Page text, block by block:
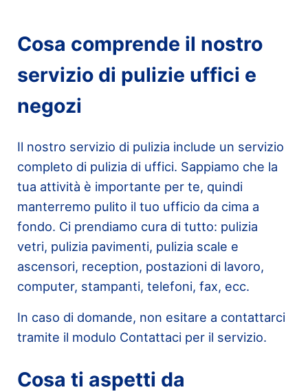
Cosa comprende il nostro
servizio di pulizie uffici e
negozi
Il nostro servizio di pulizia include un servizio
completo di pulizia di uffici. Sappiamo che la
tua attività è importante per te, quindi
manterremo pulito il tuo ufficio da cima a
fondo. Ci prendiamo cura di tutto: pulizia
vetri, pulizia pavimenti, pulizia scale e
ascensori, reception, postazioni di lavoro,
computer, stampanti, telefoni, fax, ecc.
In caso di domande, non esitare a contattarci
tramite il modulo Contattaci per il servizio.
Cosa ti aspetti da